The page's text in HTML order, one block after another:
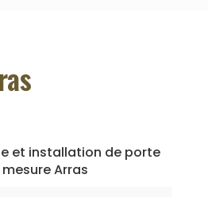
et installation de porte
Arras